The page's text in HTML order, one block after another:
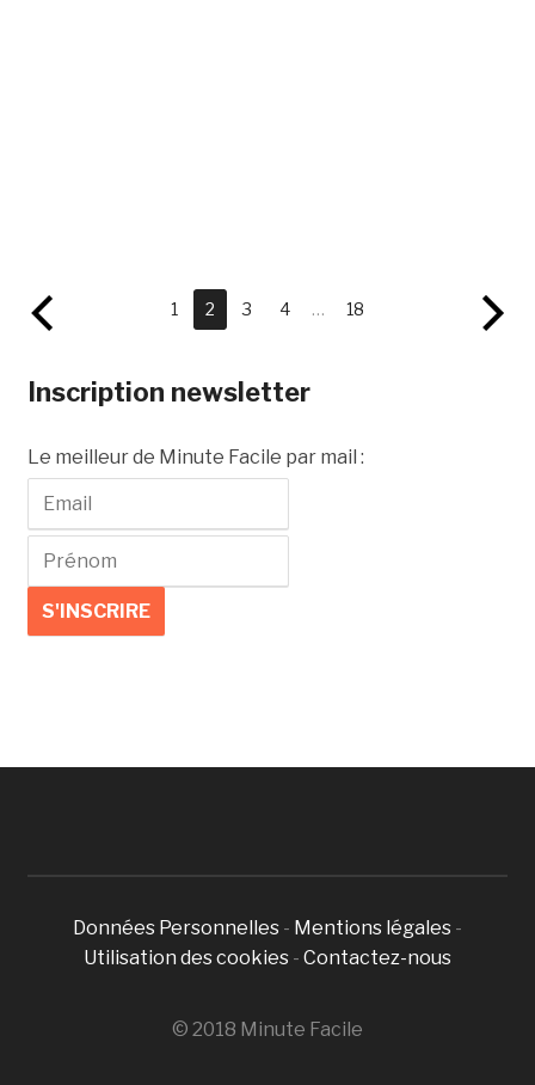
1 2 3 4 … 18
Inscription newsletter
Le meilleur de Minute Facile par mail :
Données Personnelles - Mentions légales -
Utilisation des cookies - Contactez-nous
© 2018 Minute Facile